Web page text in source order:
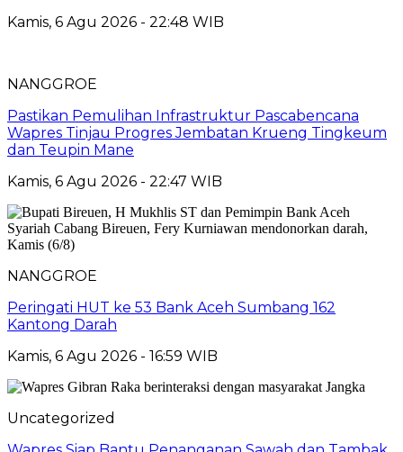
Kamis, 6 Agu 2026 - 22:48 WIB
NANGGROE
Pastikan Pemulihan Infrastruktur Pascabencana
Wapres Tinjau Progres Jembatan Krueng Tingkeum
dan Teupin Mane
Kamis, 6 Agu 2026 - 22:47 WIB
NANGGROE
Peringati HUT ke 53 Bank Aceh Sumbang 162
Kantong Darah
Kamis, 6 Agu 2026 - 16:59 WIB
Uncategorized